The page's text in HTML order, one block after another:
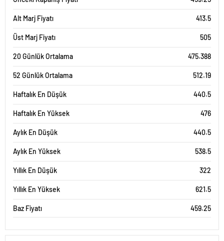
Alt Marj Fiyatı 413.5
Üst Marj Fiyatı 505
20 Günlük Ortalama 475.388
52 Günlük Ortalama 512.19
Haftalık En Düşük 440.5
Haftalık En Yüksek 476
Aylık En Düşük 440.5
Aylık En Yüksek 538.5
Yıllık En Düşük 322
Yıllık En Yüksek 621.5
Baz Fiyatı 459.25